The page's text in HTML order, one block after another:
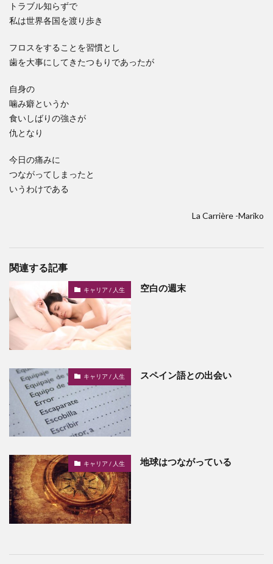
トラブル知らずで
私は世界各国を渡り歩き
フロスをすることを習慣とし
歯を大事にしてきたつもりであったが
自身の
噛み癖というか
食いしばりの強さが
仇となり
今日の痛みに
つながってしまったと
いうわけである
La Carrière -Mariko
関連する記事
キャリア / 人生 空白の週末
キャリア / 人生 スペイン語との出会い
キャリア / 人生 地球はつながっている